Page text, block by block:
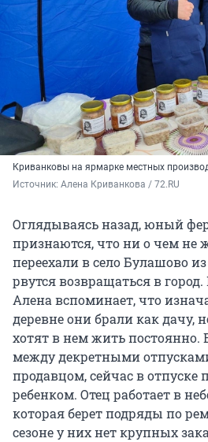
Криванковы на ярмарке местных
Источник: Алена Криванкова / 72.RU
Оглядываясь назад, юный
признаются, что ни о чем не
переехали в село Булашово
рвутся возвращаться в
Алена вспоминает, что
деревне они брали как дачу,
хотят в нем жить постоянно.
между декретными
продавцом, сейчас в отпуске
ребенком. Отец работает в
которая берет подряды по
сезоне у них нет крупных